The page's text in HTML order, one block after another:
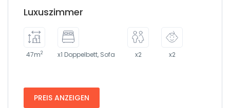
Luxuszimmer
47m2 x1 Doppelbett, Sofa x2 x2
PREIS ANZEIGEN